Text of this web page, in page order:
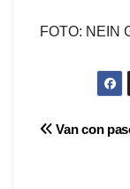
FOTO: NEIN
Van con